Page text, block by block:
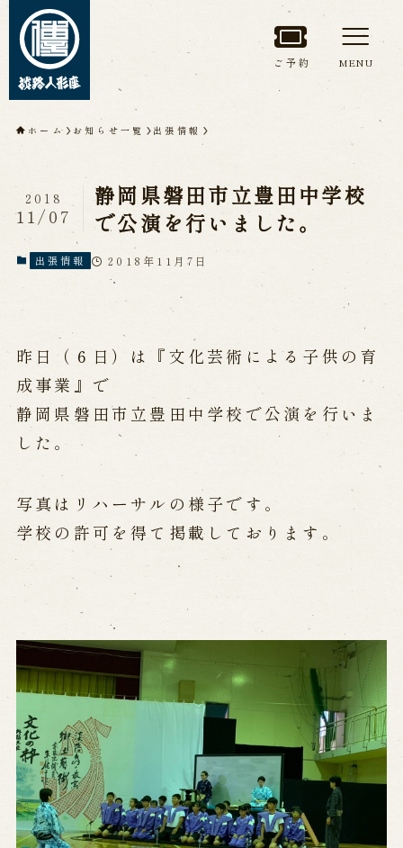
トップページ
淡路人形座について
淡路人形座とは
座員紹介
人間国宝 故鶴澤友路師匠
淡路人形座の成り立ち
淡路人形座で研修した人々
淡路人形浄瑠璃を受け継いで
公演情報
公演カレンダー
開催中の公演
近日開催の公演
出張公演
出張公演
学校公演
海外旅行客向け特別公演「くにうみ」
歴史
淡路島と国生み神話
淡路人形浄瑠璃の歴史
淡路人形独自の演目
淡路人形の広がり
南あわじ市の伝統芸能
ご利用案内
営業日時・料金 アクセス 館内のご案内
ご予約 MENU
ホーム お知らせ一覧 出張情報
静岡県磐田市立豊田中学校
で公演を行いました。
2018
11/07
出張情報 2018年11月7日
昨日（６日）は『文化芸術による子供の育
成事業』で
静岡県磐田市立豊田中学校で公演を行いま
した。
写真はリハーサルの様子です。
学校の許可を得て掲載しております。